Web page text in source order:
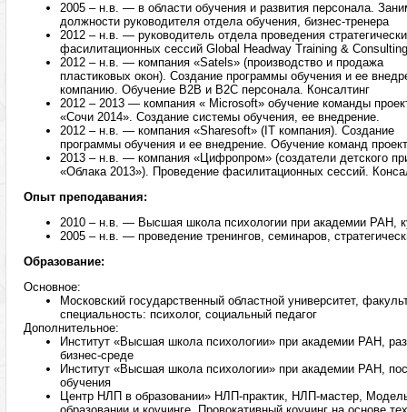
2005 – н.в. — в области обучения и развития персонала.
должности руководителя отдела обучения, бизнес-тренера
2012 – н.в. — руководитель отдела проведения
фасилитационных сессий Global Headway Training & Consulting
2012 – н.в. — компания «Satels» (производство и продажа
пластиковых окон). Создание программы обучения и ее
компанию. Обучение B2B и B2C персонала. Консалтинг
2012 – 2013 — компания « Microsoft» обучение команды
«Сочи 2014». Создание системы обучения, ее внедрение.
2012 – н.в. — компания «Sharesoft» (IT компания). Создание
программы обучения и ее внедрение. Обучение команд
2013 – н.в. — компания «Цифропром» (создатели детского
«Облака 2013»). Проведение фасилитационных сессий.
Опыт преподавания:
2010 – н.в. — Высшая школа психологии при академии РАН,
2005 – н.в. — проведение тренингов, семинаров,
Образование:
Основное:
Московский государственный областной университет,
специальность: психолог, социальный педагог
Дополнительное:
Институт «Высшая школа психологии» при академии РАН,
бизнес-среде
Институт «Высшая школа психологии» при академии РАН,
обучения
Центр НЛП в образовании» НЛП-практик, НЛП-мастер,